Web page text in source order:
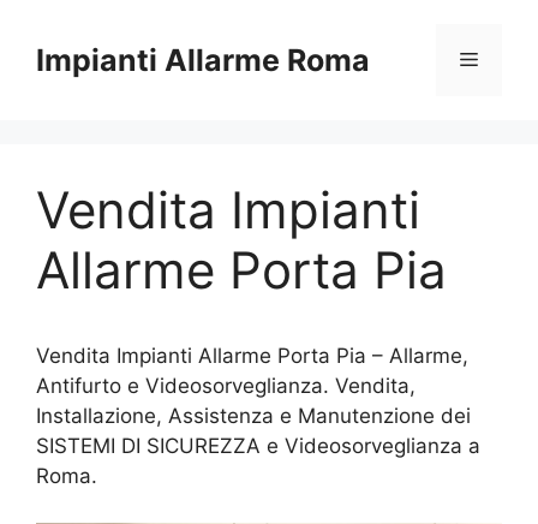
contenuto
Impianti Allarme Roma Menu
Vendita Impianti
Allarme Porta Pia
Vendita Impianti Allarme Porta Pia – Allarme,
Antifurto e Videosorveglianza. Vendita,
Installazione, Assistenza e Manutenzione dei
SISTEMI DI SICUREZZA e Videosorveglianza a
Roma.